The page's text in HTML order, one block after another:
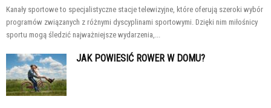
Kanały sportowe to specjalistyczne stacje telewizyjne, które oferują szeroki wybór
programów związanych z różnymi dyscyplinami sportowymi. Dzięki nim miłośnicy
sportu mogą śledzić najważniejsze wydarzenia,...
JAK POWIESIĆ ROWER W DOMU?